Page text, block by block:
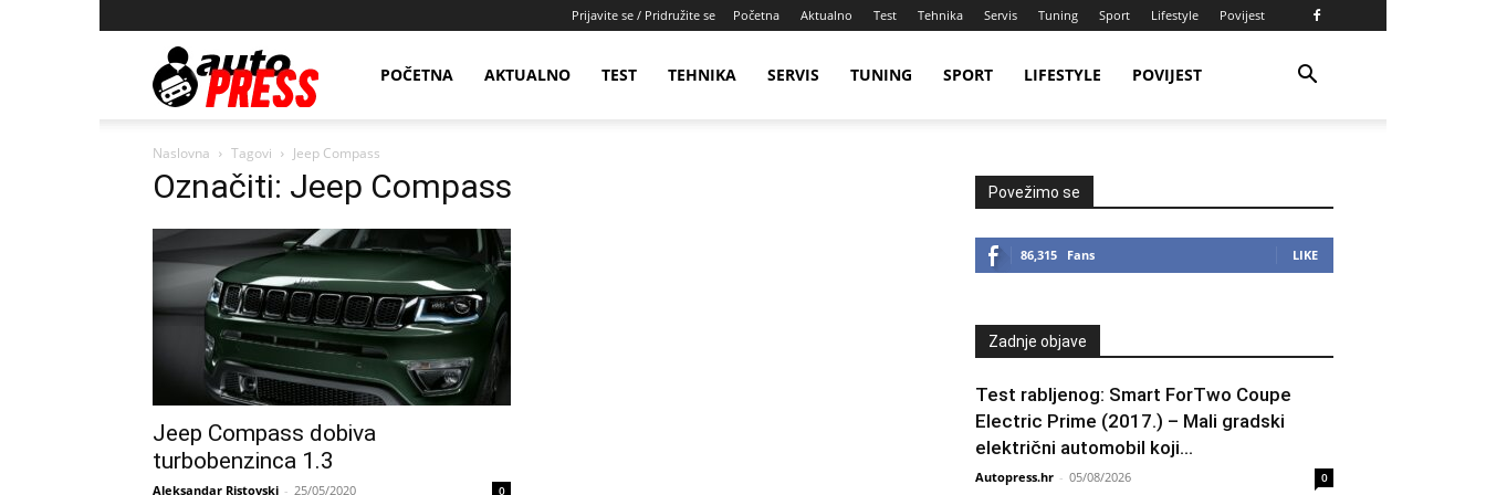
Prijavite se / Pridružite se Početna Aktualno Test Tehnika Servis Tuning Sport Lifestyle Povijest
AutopressHRPOČETNA AKTUALNO TEST TEHNIKA SERVIS TUNING SPORT LIFESTYLE POVIJEST
Naslovna Tagovi Jeep Compass
Označiti: Jeep Compass
Jeep Compass dobiva
turbobenzinca 1.3
Aleksandar Ristovski - 25/05/2020 0
Povežimo se
86,315 Fans LIKE
Zadnje objave
Test rabljenog: Smart ForTwo Coupe
Electric Prime (2017.) – Mali gradski
električni automobil koji...
Autopress.hr - 05/08/2026 0